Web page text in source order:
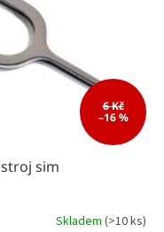
6 Kč
–16 %
sim
Skladem (>10 ks)